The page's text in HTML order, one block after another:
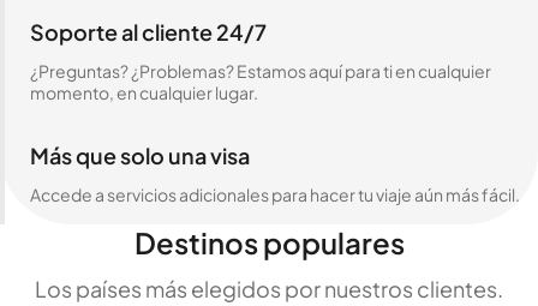
Soporte al cliente 24/7
¿Preguntas? ¿Problemas? Estamos aquí para ti en cualquier
momento, en cualquier lugar.
Más que solo una visa
Accede a servicios adicionales para hacer tu viaje aún más fácil.
Destinos populares
Los países más elegidos por nuestros clientes.